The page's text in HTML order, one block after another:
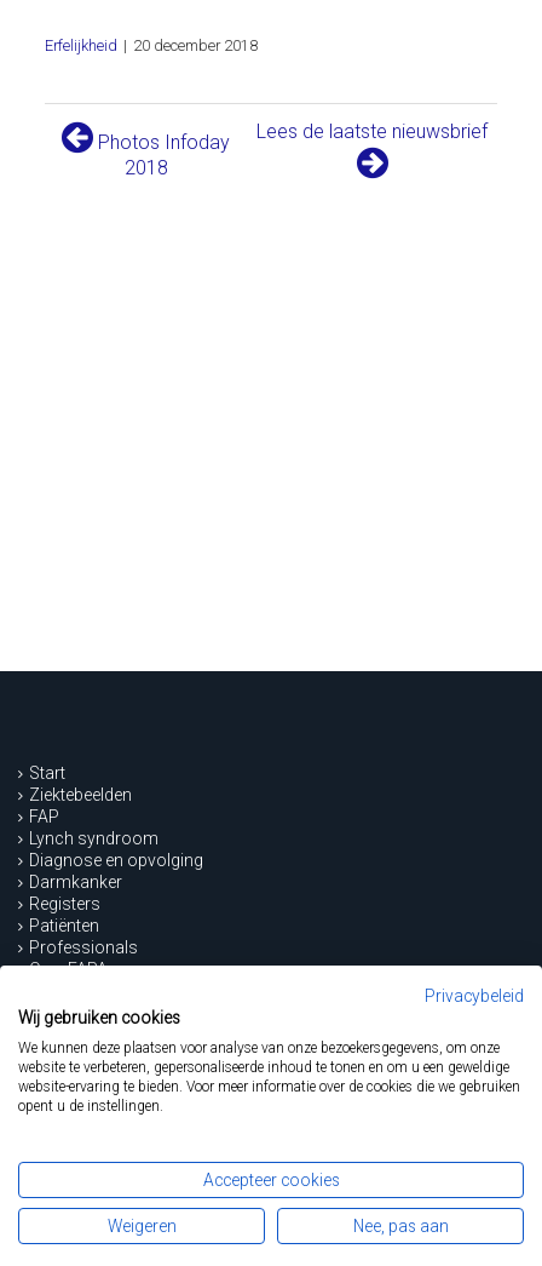
Erfelijkheid | 20 december 2018
Photos Infoday
2018
Lees de laatste nieuwsbrief
Start
Ziektebeelden
FAP
Lynch syndroom
Diagnose en opvolging
Darmkanker
Registers
Patiënten
Professionals
Over FAPA
Contact
Steun FAPA...
... en draag de FAP- en Lynchpatiënten een warm hart toe.
Privacybeleid
Wij gebruiken cookies
We kunnen deze plaatsen voor analyse van onze bezoekersgegevens, om onze
website te verbeteren, gepersonaliseerde inhoud te tonen en om u een geweldige
website-ervaring te bieden. Voor meer informatie over de cookies die we gebruiken
opent u de instellingen.
Accepteer cookies
Weigeren Nee, pas aan